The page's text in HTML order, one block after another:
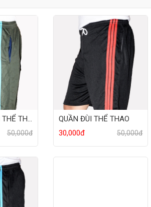
QUẦN ĐÙI NAM THỂ THAO
50,000đ
QUẦN ĐÙI THỂ THAO
30,000đ
50,000đ